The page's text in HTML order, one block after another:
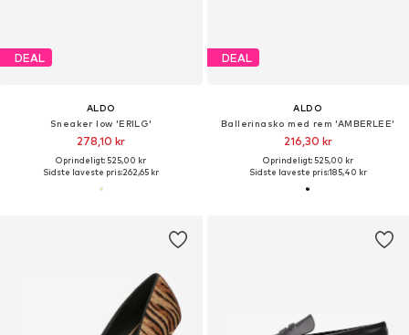
DEAL
ALDO
Sneaker low 'ERILG'
278,10 kr
Oprindeligt: 525,00 kr
Sidste laveste pris:262,65 kr
DEAL
ALDO
Ballerinasko med rem 'AMBERLEE'
216,30 kr
Oprindeligt: 525,00 kr
Sidste laveste pris:185,40 kr